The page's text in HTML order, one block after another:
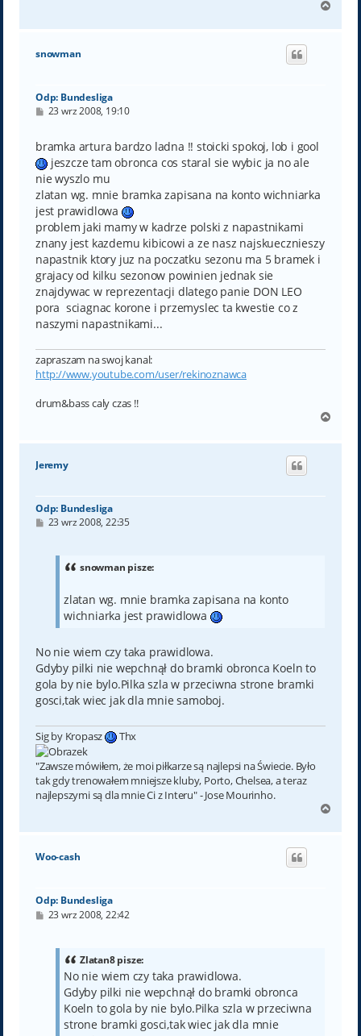
g
snowman
Odp: Bundesliga
P
t
23 wrz 2008, 19:10
bramka artura bardzo ladna !! stoicki spokoj, lob i gool
jeszcze tam obronca cos staral sie wybic ja no ale
nie wyszlo mu
zlatan wg. mnie bramka zapisana na konto wichniarka
jest prawidlowa
problem jaki mamy w kadrze polski z napastnikami
znany jest kazdemu kibicowi a ze nasz najskuecznieszy
napastnik ktory juz na poczatku sezonu ma 5 bramek i
grajacy od kilku sezonow powinien jednak sie
znajdywac w reprezentacji dlatego panie DON LEO
pora sciagnac korone i przemyslec ta kwestie co z
naszymi napastnikami...
zapraszam na swoj kanal:
http://www.youtube.com/user/rekinoznawca
drum&bass caly czas !!
g
Jeremy
Odp: Bundesliga
P23 wrz 2008, 22:35
snowman pisze:
zlatan wg. mnie bramka zapisana na konto
wichniarka jest prawidlowa
No nie wiem czy taka prawidlowa.
Gdyby pilki nie wepchnął do bramki obronca Koeln to
gola by nie bylo.Pilka szla w przeciwna strone bramki
gosci,tak wiec jak dla mnie samoboj.
Sig by Kropasz Thx
"Zawsze mówiłem, że moi piłkarze są najlepsi na Świecie. Było
tak gdy trenowałem mniejsze kluby, Porto, Chelsea, a teraz
najlepszymi są dla mnie Ci z Interu" - Jose Mourinho.
g
Woo-cash
Odp: Bundesliga
P23 wrz 2008, 22:42
Zlatan8 pisze:
No nie wiem czy taka prawidlowa.
Gdyby pilki nie wepchnął do bramki obronca
Koeln to gola by nie bylo.Pilka szla w przeciwna
strone bramki gosci,tak wiec jak dla mnie